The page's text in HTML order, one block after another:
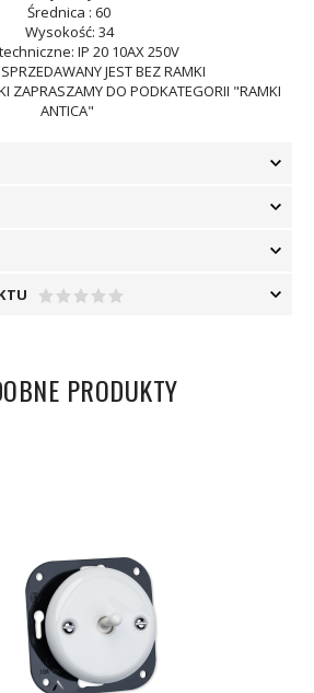
Średnica : 60
Wysokość: 34
IP 20 10AX 250V
JEST BEZ RAMKI
ZAPRASZAMY DO PODKATEGORII "RAMKI
ANTICA"
PRODUKTY